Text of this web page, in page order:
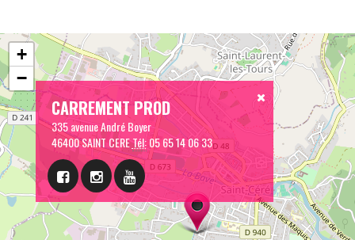
CARREMENT PROD
335 avenue André Boyer
46400 SAINT CERETél:05 65 14 06 33
+
−